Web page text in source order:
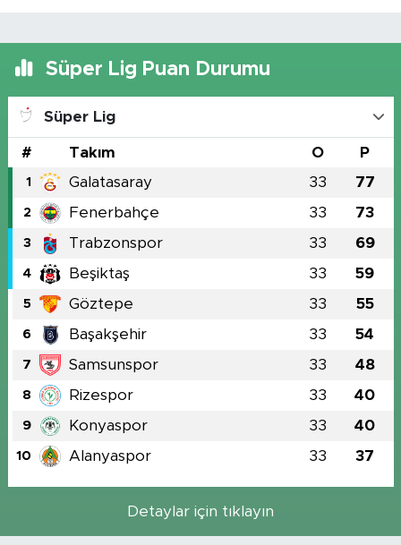
Süper Lig Puan Durumu
Süper Lig
# Takım O P
1 Galatasaray 33 77
2 Fenerbahçe 33 73
3 Trabzonspor 33 69
4 Beşiktaş 33 59
5 Göztepe 33 55
6 Başakşehir 33 54
7 Samsunspor 33 48
8 Rizespor 33 40
9 Konyaspor 33 40
10 Alanyaspor 33 37
Detaylar için tıklayın